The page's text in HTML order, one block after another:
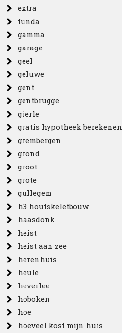
extra
funda
gamma
garage
geel
geluwe
gent
gentbrugge
gierle
gratis hypotheek berekenen
grembergen
grond
groot
grote
gullegem
h3 houtskeletbouw
haasdonk
heist
heist aan zee
herenhuis
heule
heverlee
hoboken
hoe
hoeveel kost mijn huis